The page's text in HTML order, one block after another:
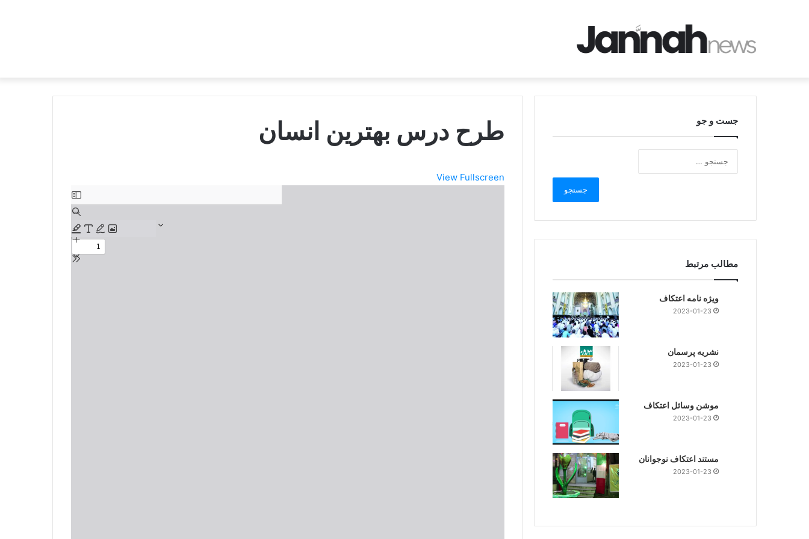
طرح درس بهترین انسان
View Fullscreen
جست و جو
مطالب مرتبط
ویژه نامه اعتکاف
2023-01-23
نشریه پرسمان
2023-01-23
موشن وسائل اعتکاف
2023-01-23
مستند اعتکاف نوجوانان
2023-01-23